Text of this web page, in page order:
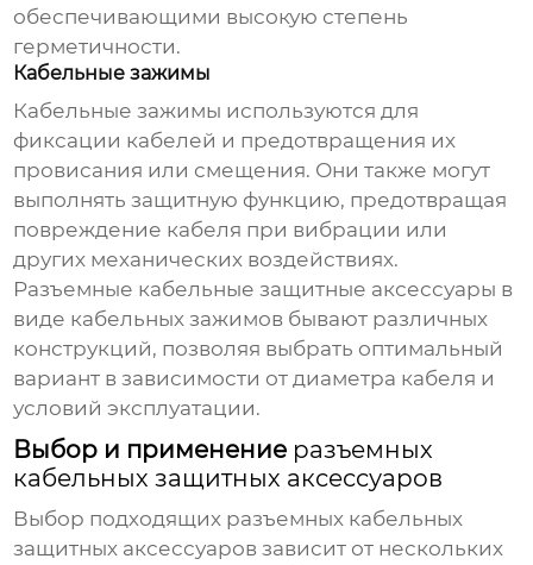
обеспечивающими высокую степень
герметичности.
Кабельные зажимы
Кабельные зажимы используются для
фиксации кабелей и предотвращения их
провисания или смещения. Они также могут
выполнять защитную функцию, предотвращая
повреждение кабеля при вибрации или
других механических воздействиях.
Разъемные кабельные защитные аксессуары в
виде кабельных зажимов бывают различных
конструкций, позволяя выбрать оптимальный
вариант в зависимости от диаметра кабеля и
условий эксплуатации.
Выбор и применение разъемных
кабельных защитных аксессуаров
Выбор подходящих разъемных кабельных
защитных аксессуаров зависит от нескольких